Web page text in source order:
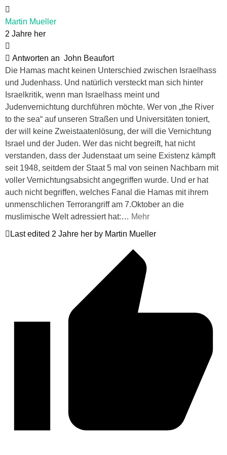
Martin Mueller
2 Jahre her
Antworten an John Beaufort
Die Hamas macht keinen Unterschied zwischen Israelhass
und Judenhass. Und natürlich versteckt man sich hinter
Israelkritik, wenn man Israelhass meint und
Judenvernichtung durchführen möchte. Wer von „the River
to the sea“ auf unseren Straßen und Universitäten toniert,
der will keine Zweistaatenlösung, der will die Vernichtung
Israel und der Juden. Wer das nicht begreift, hat nicht
verstanden, dass der Judenstaat um seine Existenz kämpft
seit 1948, seitdem der Staat 5 mal von seinen Nachbarn mit
voller Vernichtungsabsicht angegriffen wurde. Und er hat
auch nicht begriffen, welches Fanal die Hamas mit ihrem
unmenschlichen Terrorangriff am 7.Oktober an die
muslimische Welt adressiert hat:… Mehr
Last edited 2 Jahre her by Martin Mueller